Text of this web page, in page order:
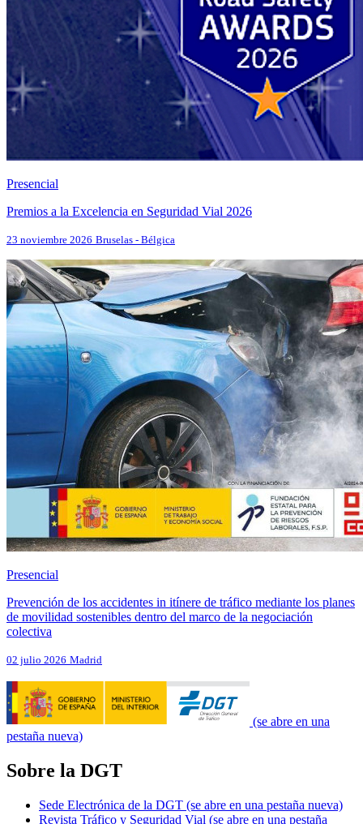
Presencial
Premios a la Excelencia en Seguridad Vial 2026
23 noviembre 2026 Bruselas - Bélgica
Presencial
Prevención de los accidentes in itínere de tráfico mediante los planes
de movilidad sostenibles dentro del marco de la negociación
colectiva
02 julio 2026 Madrid
(se abre en una
pestaña nueva)
Sobre la DGT
Sede Electrónica de la DGT (se abre en una pestaña nueva)
Revista Tráfico y Seguridad Vial (se abre en una pestaña